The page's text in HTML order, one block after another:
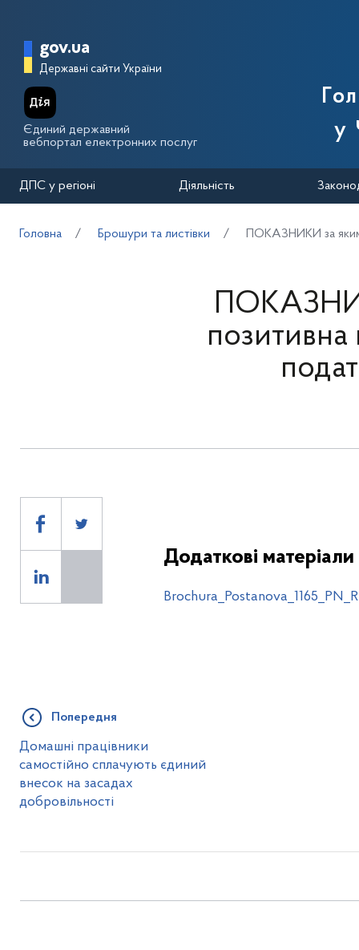
Головна сторінка Державної
gov.ua
Державні сайти України
Єдиний державний
вебпортал електронних послуг
у
ДПС у регіоні Діяльність
Головна Брошури та листівки ПОКАЗНИКИ за
позитивна
Додаткові матеріали
Попередня
Домашні працівники
самостійно сплачують єдиний
внесок на засадах
добровільності